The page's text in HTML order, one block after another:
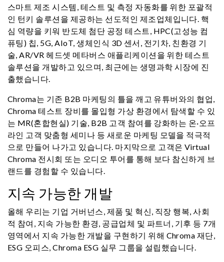
스마트 제조 시스템, 테스트 및 측정 자동화를 위한 포괄적
인 턴키 솔루션을 제공하는 선도적인 제조업체입니다. 핵
심 역량을 키워 반도체 첨단 공정 테스트, HPC(고성능 컴
퓨팅) 칩, 5G, AIoT, 생체인식 3D 센서, 전기차, 친환경 기
술, AR/VR 헤드셋 메타버스 애플리케이션을 위한 테스트
솔루션을 개발하고 있으며, 최근에는 생명과학 시장에 진
출했습니다.
Chroma는 기존 B2B 마케팅의 틀을 깨고 유튜버와의 협업,
Chroma 테스트 장비를 몰입형 가상 환경에서 탐색할 수 있
는 MR(혼합현실) 기술, B2B 고객 참여를 강화하는 온·오프
라인 고객 맞춤형 세미나 등 새로운 마케팅 모델을 적극적
으로 만들어 나가고 있습니다. 마지막으로 고객은 Virtual
Chroma 전시회 또는 오디오 투어를 통해 보다 참신하게 브
랜드를 경험할 수 있습니다.
지속 가능한 개발
올해 우리는 기업 거버넌스, 제품 및 혁신, 직장 행복, 사회
적 참여, 지속 가능한 환경, 공급업체 및 파트너, 기후 등 7개
영역에서 지속 가능한 개발을 구현하기 위해 Chroma 재단,
ESG 오피스, Chroma ESG 실무 그룹을 설립했습니다.